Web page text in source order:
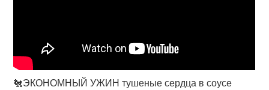
🐔ЭКОНОМНЫЙ УЖИН тушеные сердца в соусе